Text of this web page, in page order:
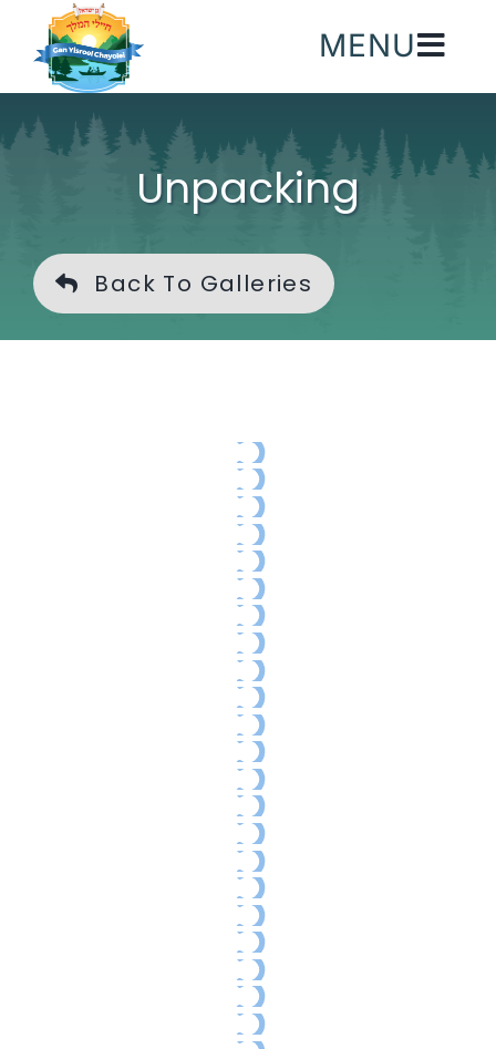
content
MENU
Back To Galleries
Unpacking